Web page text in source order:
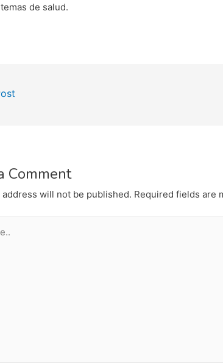
de salud.
Comment
address will not be published. Required fields are